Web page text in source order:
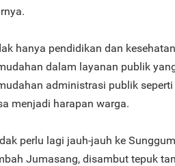
hanya pendidikan dan
dalam layanan publik
administrasi publik
menjadi harapan warga.
perlu lagi jauh-jauh ke
Jumasang, disambut tepuk